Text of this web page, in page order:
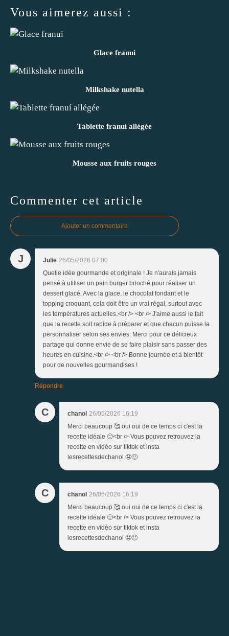
Vous aimerez aussi :
Glace franui
Milkshake nutella
Tablette franuí allégée
Mousse aux fruits rouges
Commenter cet article
Ajouter un commentaire
J Julie 26/05/2026 07:00
Quelle idée gourmande et originale ! Je n'aurais jamais
pensé à utiliser un pain burger brioché pour réaliser un
dessert glacé. Avec la glace, le chocolat fondant et le
topping croquant, cela doit être un vrai régal, surtout avec
les températures actuelles.<br /> <br /> J'aime aussi le fait
que la recette soit rapide à préparer et que chacun puisse la
personnaliser selon ses envies. Merci pour ce délicieux
partage qui donne envie de se faire plaisir sans passer des
heures en cuisine.<br /> <br /> Bonne journée et à bientôt
pour de nouvelles gourmandises !
Répondre
C chanol 26/05/2026 16:19
Merci beaucoup 🥰 oui oui de ce temps ci c'est la
recette idéale 🙂<br /> Vous pouvez retrouvez la
recette en vidéo sur tiktok et insta
lesrecettesdechanol 🤤🙂
C chanol 26/05/2026 16:19
Merci beaucoup 🥰 oui oui de ce temps ci c'est la
recette idéale 🙂<br /> Vous pouvez retrouvez la
recette en vidéo sur tiktok et insta
lesrecettesdechanol 🤤🙂